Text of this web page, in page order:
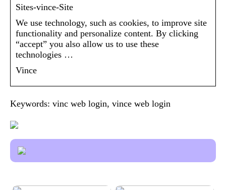
Sites-vince-Site
We use technology, such as cookies, to improve site
functionality and personalize content. By clicking
“accept” you also allow us to use these
technologies …
Vince
Keywords: vinc web login, vince web login